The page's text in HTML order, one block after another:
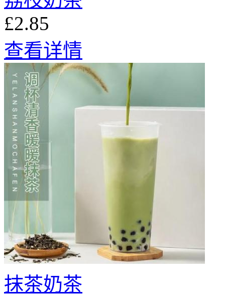
£2.85
查看详情
抹茶奶茶